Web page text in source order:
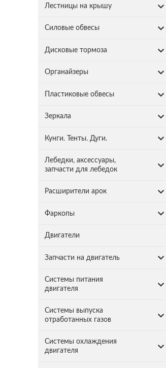
Лестницы на крышу
Силовые обвесы
Дисковые тормоза
Органайзеры
Пластиковые обвесы
Зеркала
Кунги. Тенты. Дуги.
Лебедки, аксессуары,
запчасти для лебедок
Расширители арок
Фаркопы
Двигатели
Запчасти на двигатель
Системы питания
двигателя
Системы выпуска
отработанных газов
Системы охлаждения
двигателя